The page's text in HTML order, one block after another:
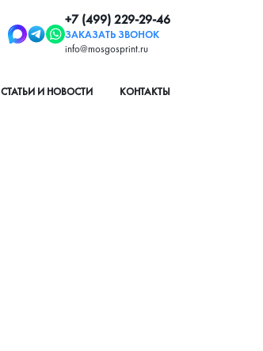
+7 (499) 229-29-46
ЗАКАЗАТЬ ЗВОНОК
info@mosgosprint.ru
СТАТЬИ И НОВОСТИ КОНТАКТЫ